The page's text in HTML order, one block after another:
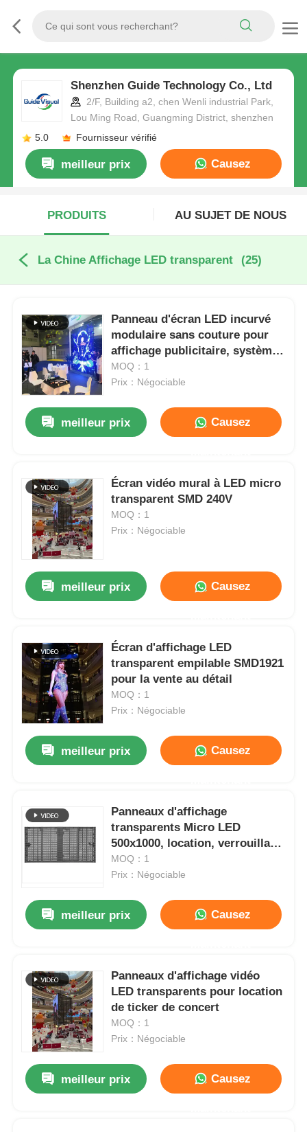
Shenzhen Guide Technology Co., Ltd
2/F, Building a2, chen Wenli industrial Park,
Lou Ming Road, Guangming District, shenzhen
5.0
Fournisseur vérifié
meilleur prix Causez
PRODUITS
AU SUJET DE NOUS
La Chine Affichage LED transparent (25)
Panneau d'écran LED incurvé
modulaire sans couture pour
affichage publicitaire, système
NovaStar, 6000 nits
MOQ：1
Prix：Négociable
meilleur prix Causez
Écran vidéo mural à LED micro
transparent SMD 240V
MOQ：1
Prix：Négociable
meilleur prix Causez
Écran d'affichage LED
transparent empilable SMD1921
pour la vente au détail
MOQ：1
Prix：Négociable
meilleur prix Causez
Panneaux d'affichage
transparents Micro LED
500x1000, location, verrouillage
rapide, personnalisés
MOQ：1
Prix：Négociable
meilleur prix Causez
Panneaux d'affichage vidéo
LED transparents pour location
de ticker de concert
MOQ：1
Prix：Négociable
meilleur prix Causez